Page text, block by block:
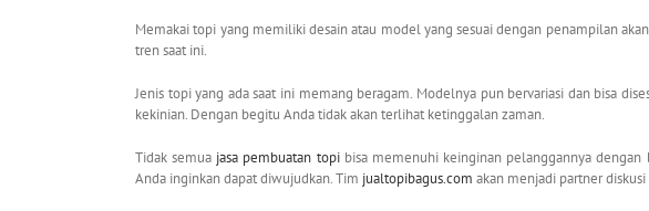
Memakai topi yang memiliki desain atau model yang sesuai dengan penampilan
tren saat ini.
Jenis topi yang ada saat ini memang beragam. Modelnya pun bervariasi dan bisa
kekinian. Dengan begitu Anda tidak akan terlihat ketinggalan zaman.
Tidak semua jasa pembuatan topibisa memenuhi keinginan pelanggannya dengan
Anda inginkan dapat diwujudkan. Tim jualtopibagus.com akan menjadi partner